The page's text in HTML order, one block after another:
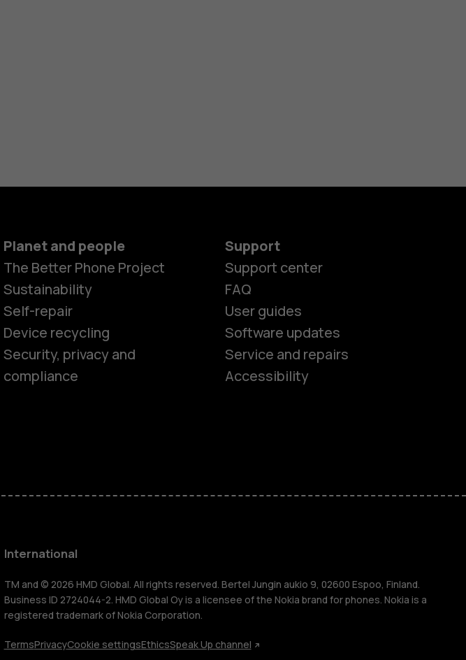
Terra M
business
Planet and people
The Better Phone Project
Sustainability
Self-repair
Device recycling
Security, privacy and
compliance
Support
Support center
FAQ
User guides
Software updates
Service and repairs
Accessibility
International
TM and © 2026 HMD Global. All rights reserved. Bertel Jungin aukio 9, 02600 Espoo, Finland.
Business ID 2724044-2. HMD Global Oy is a licensee of the Nokia brand for phones. Nokia is a
registered trademark of Nokia Corporation.
TermsPrivacyCookie settingsEthicsSpeak Up channel